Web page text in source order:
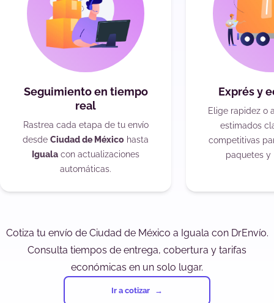
Seguimiento en tiempo
real
Rastrea cada etapa de tu envío
desde Ciudad de México hasta
Iguala con actualizaciones
automáticas.
Exprés y
Elige rapidez o
estimados
competitivas
paquetes y
Cotiza tu envío de Ciudad de México a Iguala con DrEnvío.
Consulta tiempos de entrega, cobertura y tarifas
económicas en un solo lugar.
Ir a cotizar